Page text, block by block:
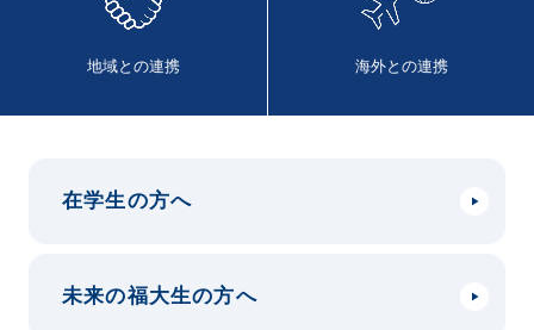
地域との連携 海外との連携
在学生の方へ
未来の福大生の方へ